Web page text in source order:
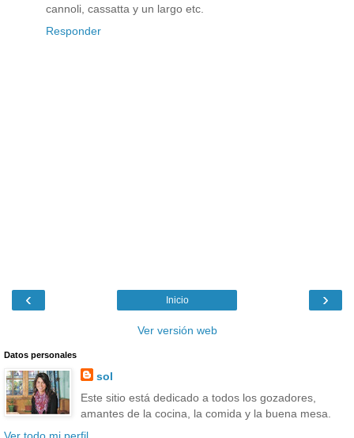
cannoli, cassatta y un largo etc.
Responder
‹ ›
Inicio
Ver versión web
Datos personales
sol
Este sitio está dedicado a todos los gozadores,
amantes de la cocina, la comida y la buena mesa.
Ver todo mi perfil